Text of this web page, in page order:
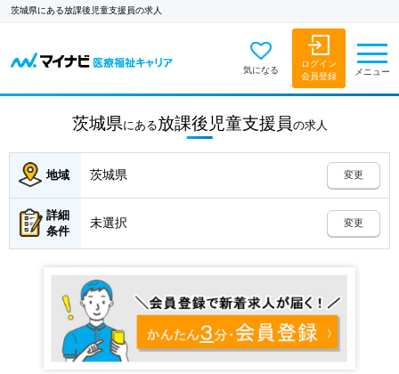
茨城県にある放課後児童支援員の求人
気になる
ログイン
会員登録
メニュー
茨城県にある放課後児童支援員の求人
地域 茨城県 変更
詳細
条件
未選択 変更